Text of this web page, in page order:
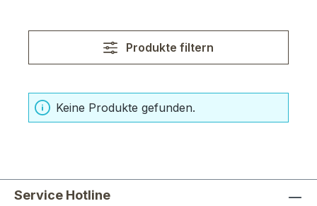
Produkte filtern
Keine Produkte gefunden.
Service Hotline